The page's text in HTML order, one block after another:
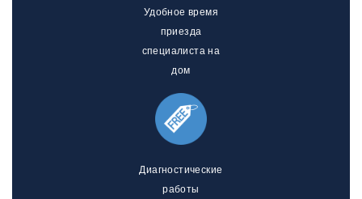
Удобное время
приезда
специалиста на
дом
Диагностические
работы